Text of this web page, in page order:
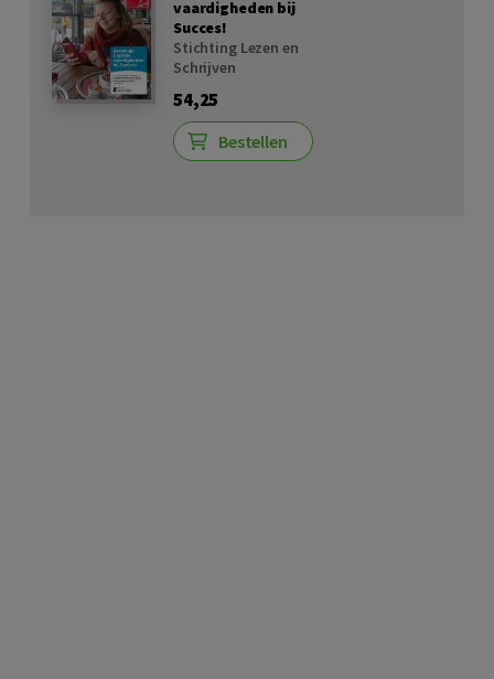
vaardigheden bij
Succes!
Stichting Lezen en
Schrijven
54,25
Bestellen